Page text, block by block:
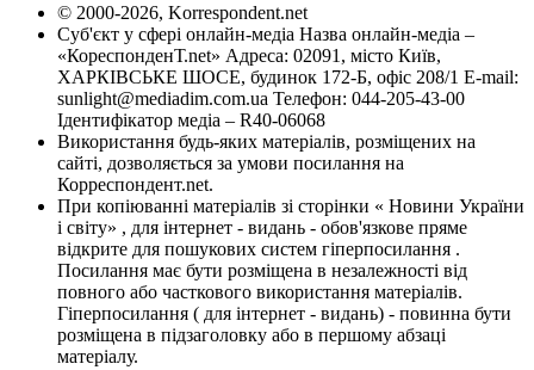
© 2000-2026, Korrespondent.net
Суб'єкт у сфері онлайн-медіа Назва онлайн-медіа –
«КореспонденТ.net» Адреса: 02091, місто Київ,
ХАРКІВСЬКЕ ШОСЕ, будинок 172-Б, офіс 208/1 E-mail:
sunlight@mediadim.com.ua Телефон: 044-205-43-00
Ідентифікатор медіа – R40-06068
Використання будь-яких матеріалів, розміщених на
сайті, дозволяється за умови посилання на
Корреспондент.net.
При копіюванні матеріалів зі сторінки « Новини України
і світу» , для інтернет - видань - обов'язкове пряме
відкрите для пошукових систем гіперпосилання .
Посилання має бути розміщена в незалежності від
повного або часткового використання матеріалів.
Гіперпосилання ( для інтернет - видань) - повинна бути
розміщена в підзаголовку або в першому абзаці
матеріалу.